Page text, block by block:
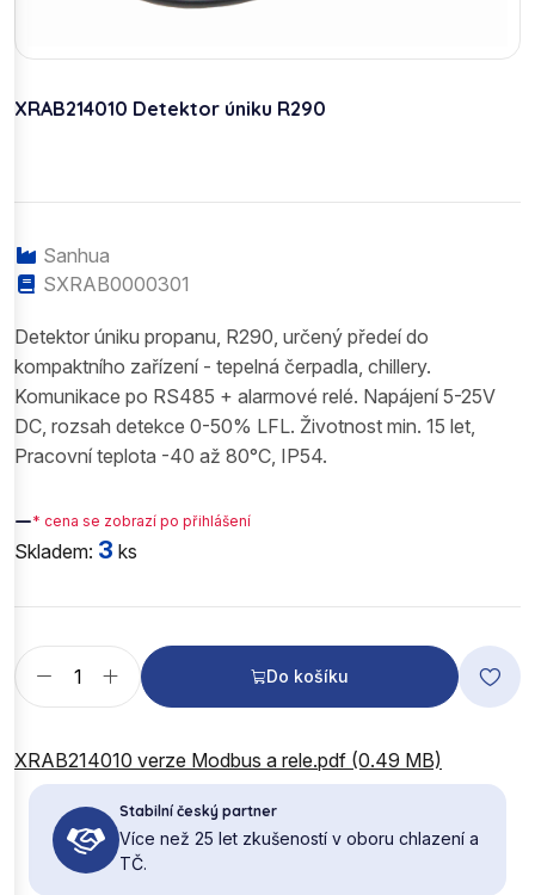
XRAB214010 Detektor úniku R290
Sanhua
SXRAB0000301
Detektor úniku propanu, R290, určený předeí do
kompaktního zařízení - tepelná čerpadla, chillery.
Komunikace po RS485 + alarmové relé. Napájení 5-25V
DC, rozsah detekce 0-50% LFL. Životnost min. 15 let,
Pracovní teplota -40 až 80°C, IP54.
—* cena se zobrazí po přihlášení
Skladem: 3 ks
Do košíku
XRAB214010 verze Modbus a rele.pdf (0.49 MB)
Stabilní český partner
Více než 25 let zkušeností v oboru chlazení a
TČ.